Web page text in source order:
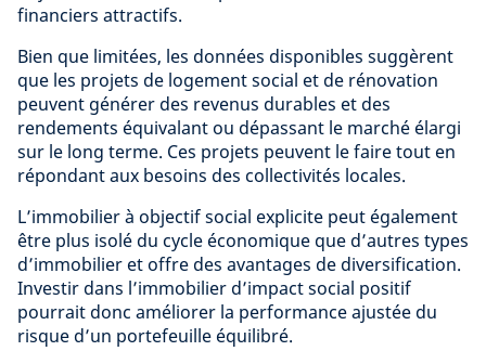
financiers attractifs.
Bien que limitées, les données disponibles suggèrent
que les projets de logement social et de rénovation
peuvent générer des revenus durables et des
rendements équivalant ou dépassant le marché élargi
sur le long terme. Ces projets peuvent le faire tout en
répondant aux besoins des collectivités locales.
L’immobilier à objectif social explicite peut également
être plus isolé du cycle économique que d’autres types
d’immobilier et offre des avantages de diversification.
Investir dans l’immobilier d’impact social positif
pourrait donc améliorer la performance ajustée du
risque d’un portefeuille équilibré.